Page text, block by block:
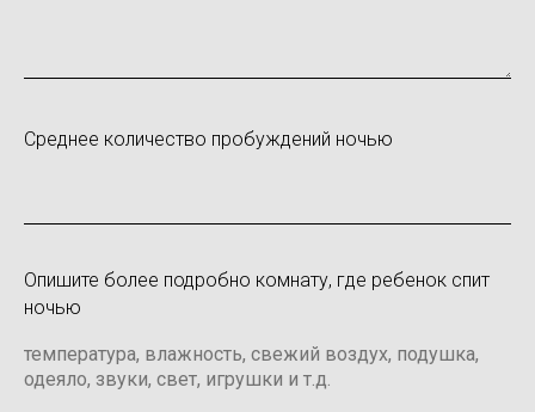
Среднее количество пробуждений ночью
Опишите более подробно комнату, где ребенок спит
ночью